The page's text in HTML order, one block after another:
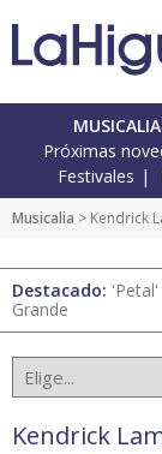
Próximas
Festivales
Musicalia > Kendrick
Destacado:
Grande
Kendrick